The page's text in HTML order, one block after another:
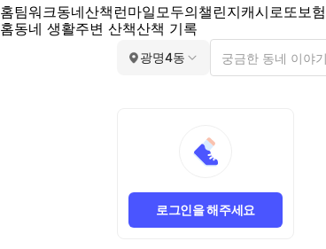
홈팀워크동네산책 런마일모두의챌린지캐시로또보험
홈동네 생활주변 산책산책 기록
광명4동
로그인을 해주세요